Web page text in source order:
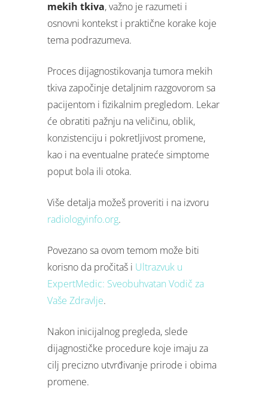
mekih tkiva, važno je razumeti i
osnovni kontekst i praktične korake koje
tema podrazumeva.
Proces dijagnostikovanja tumora mekih
tkiva započinje detaljnim razgovorom sa
pacijentom i fizikalnim pregledom. Lekar
će obratiti pažnju na veličinu, oblik,
konzistenciju i pokretljivost promene,
kao i na eventualne prateće simptome
poput bola ili otoka.
Više detalja možeš proveriti i na izvoru
radiologyinfo.org.
Povezano sa ovom temom može biti
korisno da pročitaš i Ultrazvuk u
ExpertMedic: Sveobuhvatan Vodič za
Vaše Zdravlje.
Nakon inicijalnog pregleda, slede
dijagnostičke procedure koje imaju za
cilj precizno utvrđivanje prirode i obima
promene.